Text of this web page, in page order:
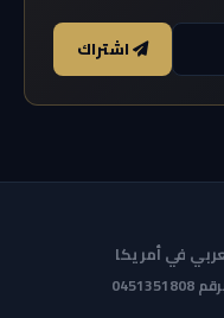
اشتراك
في أمريكا